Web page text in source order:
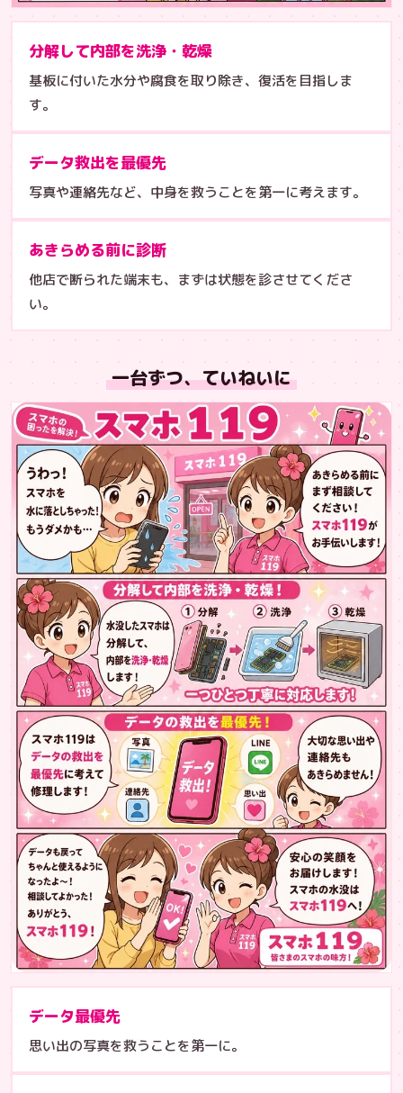
分解して内部を洗浄・乾燥
基板に付いた水分や腐食を取り除き、復活を目指しま
す。
データ救出を最優先
写真や連絡先など、中身を救うことを第一に考えます。
あきらめる前に診断
他店で断られた端末も、まずは状態を診させてくださ
い。
一台ずつ、ていねいに
データ最優先
思い出の写真を救うことを第一に。